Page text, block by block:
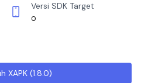
Versi SDK Target
0
XAPK (1.8.0)